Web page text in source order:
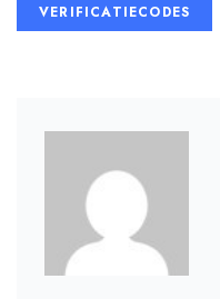
VERIFICATIECODES